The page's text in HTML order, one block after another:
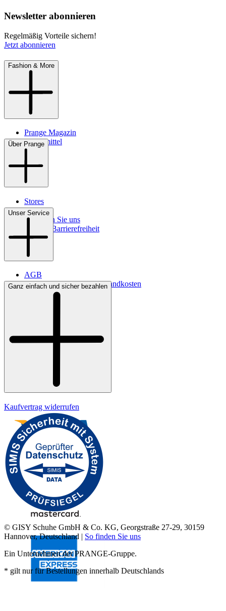
Newsletter abonnieren
Regelmäßig Vorteile sichern!
Jetzt abonnieren
Fashion & More
Prange Magazin
Pflegemittel
Über Prange
Stores
Kontakt
So finden Sie uns
Digitale Barrierefreiheit
Unser Service
AGB
Lieferbedingungen & Versandkosten
Bezahlung
Ganz einfach und sicher bezahlen
Kaufvertrag widerrufen
© GISY Schuhe GmbH & Co. KG, Georgstraße 27-29, 30159
Hannover, Deutschland | So finden Sie uns
Ein Unternehmen der PRANGE-Gruppe.
* gilt nur für Bestellungen innerhalb Deutschlands